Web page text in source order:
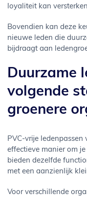
loyaliteit kan
Bovendien kan deze
nieuwe leden die
bijdraagt aan
Duurzame
volgende
groenere
PVC-vrije ledenpassen
effectieve manier om
bieden dezelfde
met een aanzienlijk
Voor verschillende